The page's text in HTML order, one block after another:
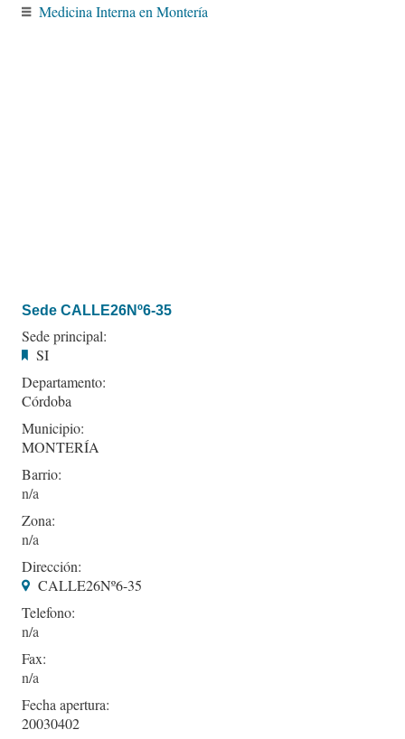
Medicina Interna en Montería
Sede CALLE26Nº6-35
Sede principal:
SI
Departamento:
Córdoba
Municipio:
MONTERÍA
Barrio:
Zona:
Dirección:
CALLE26Nº6-35
Telefono:
Fax:
Fecha apertura:
20030402